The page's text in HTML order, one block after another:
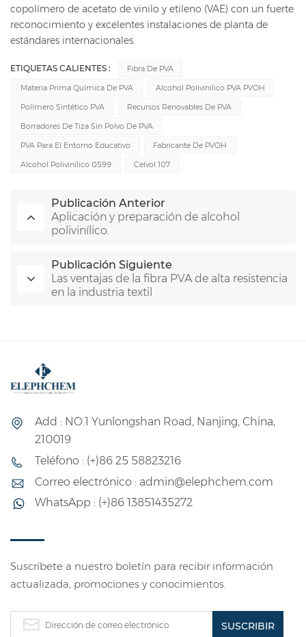
copolímero de acetato de vinilo y etileno (VAE) con un fuerte
reconocimiento y excelentes instalaciones de planta de
estándares internacionales.
ETIQUETAS CALIENTES :
Fibra De PVA
Materia Prima Química De PVA
Alcohol Polivinílico PVA PVOH
Polímero Sintético PVA
Recursos Renovables De PVA
Borradores De Tiza Sin Polvo De PVA
PVA Para El Entorno Educativo
Fabricante De PVOH
Alcohol Polivinílico 0599
Celvol 107
Publicación Anterior
Aplicación y preparación de alcohol
polivinílico.
Publicación Siguiente
Las ventajas de la fibra PVA de alta resistencia
en la industria textil
Add : NO.1 Yunlongshan Road, Nanjing, China,
210019
Teléfono : (+)86 25 58823216
Correo electrónico : admin@elephchem.com
WhatsApp : (+)86 13851435272
Suscríbete a nuestro boletín para recibir información
actualizada, promociones y conocimientos.